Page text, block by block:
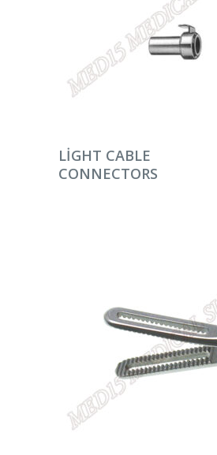
DEVAMINI OKU
LIGHT CABLE
CONNECTORS